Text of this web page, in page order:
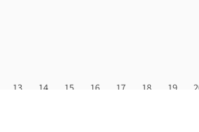
13 14 15 16 17 18 19